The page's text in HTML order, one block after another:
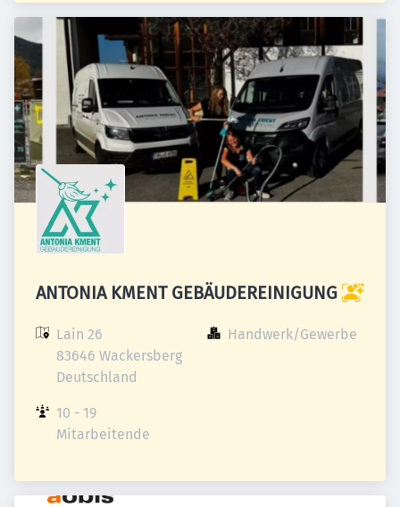
ANTONIA KMENT GEBÄUDEREINIGUNG
Lain 26
83646 Wackersberg
Deutschland
Handwerk/Gewerbe
10 - 19
Mitarbeitende